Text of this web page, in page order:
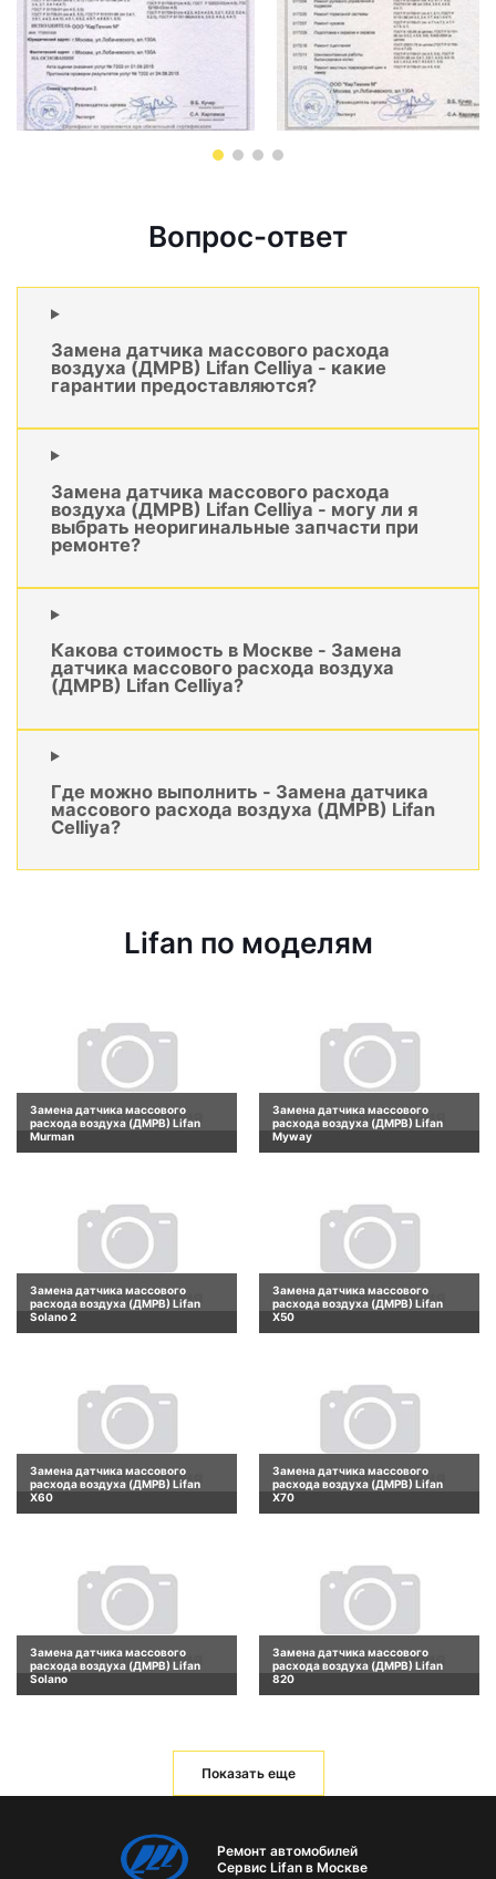
Вопрос-ответ
Замена датчика массового расхода
воздуха (ДМРВ) Lifan Celliya - какие
гарантии предоставляются?
Замена датчика массового расхода
воздуха (ДМРВ) Lifan Celliya - могу ли я
выбрать неоригинальные запчасти при
ремонте?
Какова стоимость в Москве - Замена
датчика массового расхода воздуха
(ДМРВ) Lifan Celliya?
Где можно выполнить - Замена датчика
массового расхода воздуха (ДМРВ) Lifan
Celliya?
Lifan по моделям
Замена датчика массового
расхода воздуха (ДМРВ) Lifan
Murman
Замена датчика массового
расхода воздуха (ДМРВ) Lifan
Myway
Замена датчика массового
расхода воздуха (ДМРВ) Lifan
Solano 2
Замена датчика массового
расхода воздуха (ДМРВ) Lifan
X50
Замена датчика массового
расхода воздуха (ДМРВ) Lifan
X60
Замена датчика массового
расхода воздуха (ДМРВ) Lifan
X70
Замена датчика массового
расхода воздуха (ДМРВ) Lifan
Solano
Замена датчика массового
расхода воздуха (ДМРВ) Lifan
820
Показать еще
Ремонт автомобилей
Сервис Lifan в Москве